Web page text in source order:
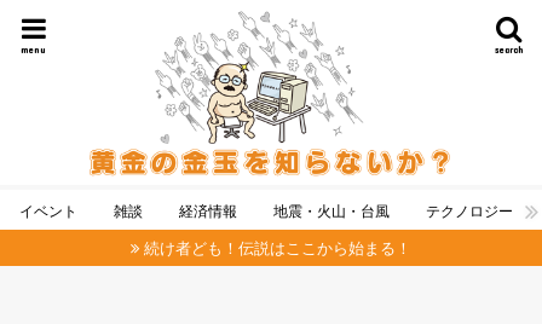
search
menu
イベント 雑談 経済情報 地震・火山・台風 テクノロジー
続け者ども！伝説はここから始まる！